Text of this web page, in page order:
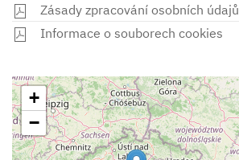
Zásady zpracování osobních údajů
Informace o souborech cookies
+
−